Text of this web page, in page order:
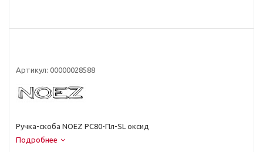
Артикул: 00000028588
Ручка-скоба NOEZ РС80-Пл-SL оксид
Подробнее